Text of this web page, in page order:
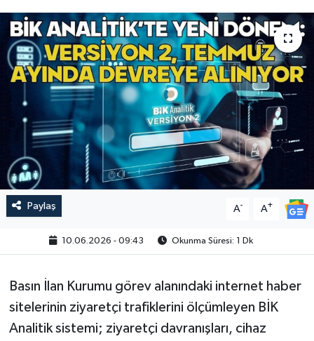
Paylaş A- A+
10.06.2026 - 09:43 Okunma Süresi: 1 Dk
Basın İlan Kurumu görev alanındaki internet haber
sitelerinin ziyaretçi trafiklerini ölçümleyen BİK
Analitik sistemi; ziyaretçi davranışları, cihaz